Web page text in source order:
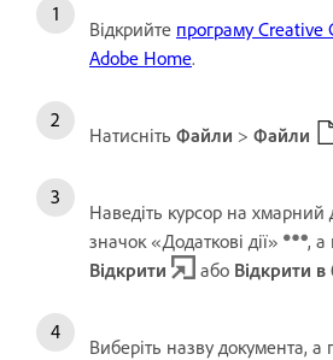
Відкрийте програму
Adobe Home.
Натисніть Файли > Файли
Наведіть курсор на хмарний
значок «Додаткові дії»
, а
Відкрити
або Відкрити в
Виберіть назву документа, а